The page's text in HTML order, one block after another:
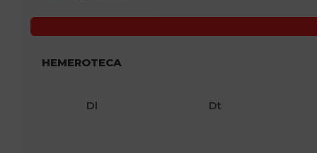
HEMEROTECA
Dl Dt